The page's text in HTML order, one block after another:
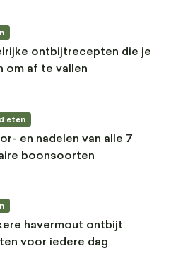
ontbijtrecepten die je
om af te vallen
eten
en nadelen van alle 7
boonsoorten
havermout ontbijt
voor iedere dag